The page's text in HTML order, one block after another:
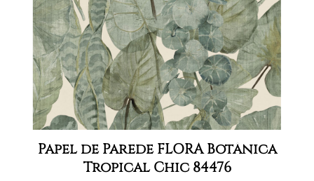
Papel de Parede FLORA Botânica
Tropical Chic 84476